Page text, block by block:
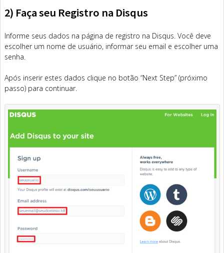
2) Faça seu Registro na Disqus
Informe seus dados na página de registro na Disqus. Você deve
escolher um nome de usuário, informar seu email e escolher uma
senha.
Após inserir estes dados clique no botão “Next Step” (próximo
passo) para continuar.